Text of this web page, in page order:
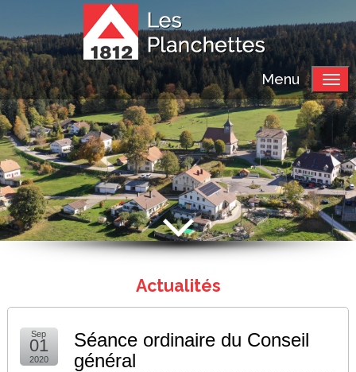
Menu
Actualités
Séance ordinaire du Conseil
général
Sep
01
2020